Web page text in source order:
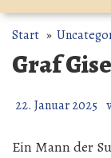
Start »
Graf
22. Januar 2025
Ein Mann der